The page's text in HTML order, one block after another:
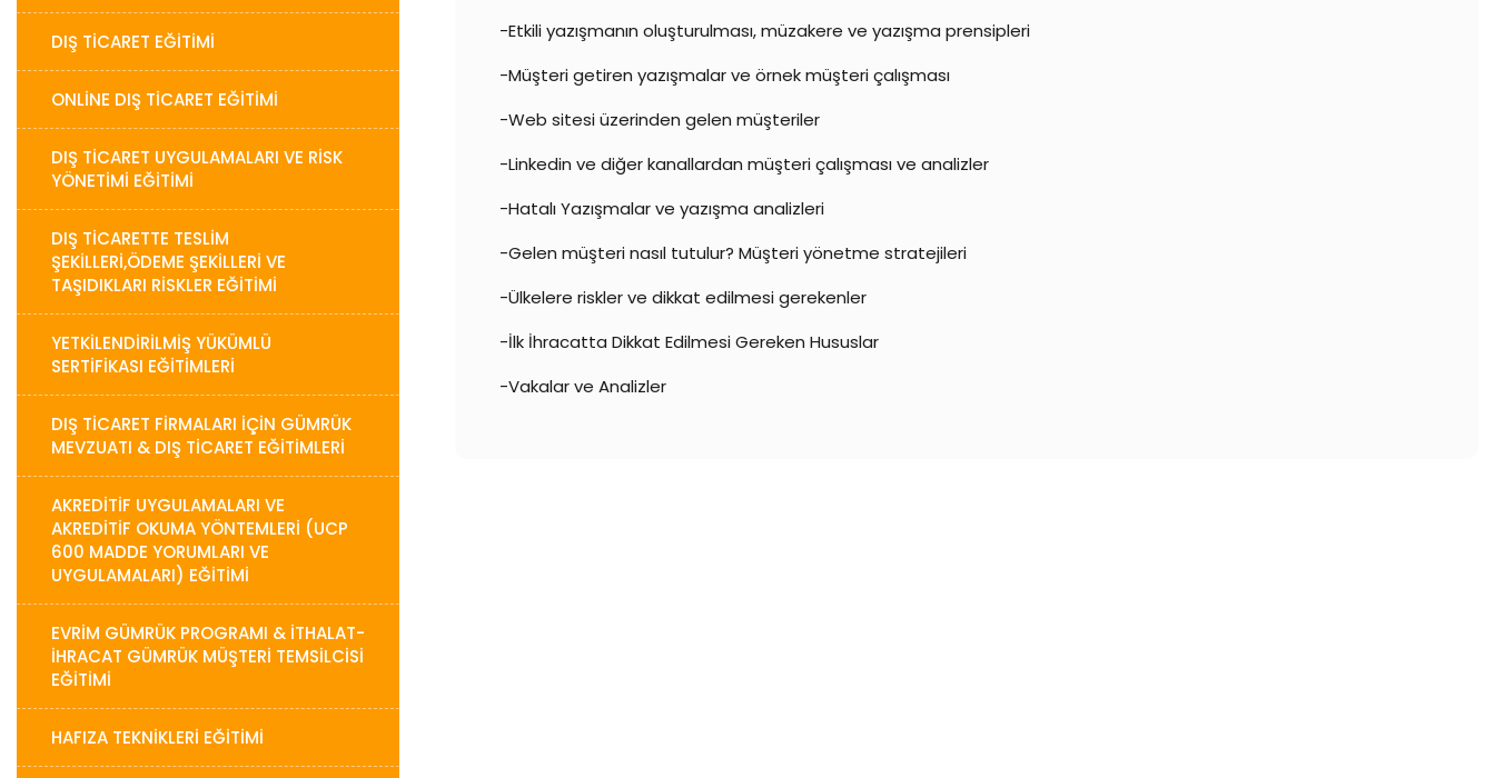
DIŞ TİCARET EĞİTİMİ
ONLİNE DIŞ TİCARET EĞİTİMİ
DIŞ TICARET UYGULAMALARI VE RISK
YÖNETIMI EĞITIMI
DIŞ TICARETTE TESLIM
ŞEKILLERI,ÖDEME ŞEKILLERI VE
TAŞIDIKLARI RISKLER EĞITIMI
YETKILENDIRILMIŞ YÜKÜMLÜ
SERTIFIKASI EĞITIMLERI
DIŞ TİCARET FİRMALARI İÇİN GÜMRÜK
MEVZUATI & DIŞ TİCARET EĞİTİMLERİ
AKREDITIF UYGULAMALARI VE
AKREDITIF OKUMA YÖNTEMLERI (UCP
600 MADDE YORUMLARI VE
UYGULAMALARI) EĞITIMI
EVRIM GÜMRÜK PROGRAMI & İTHALAT-
İHRACAT GÜMRÜK MÜŞTERI TEMSILCISI
EĞITIMI
HAFIZA TEKNİKLERİ EĞİTİMİ
-Etkili yazışmanın oluşturulması, müzakere ve yazışma prensipleri
-Müşteri getiren yazışmalar ve örnek müşteri çalışması
-Web sitesi üzerinden gelen müşteriler
-Linkedin ve diğer kanallardan müşteri çalışması ve analizler
-Hatalı Yazışmalar ve yazışma analizleri
-Gelen müşteri nasıl tutulur? Müşteri yönetme stratejileri
-Ülkelere riskler ve dikkat edilmesi gerekenler
-İlk İhracatta Dikkat Edilmesi Gereken Hususlar
-Vakalar ve Analizler